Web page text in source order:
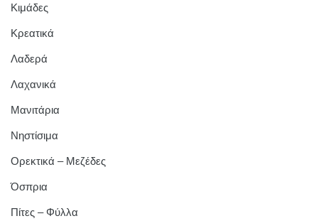
Κιμάδες
Κρεατικά
Λαδερά
Λαχανικά
Μανιτάρια
Νηστίσιμα
Ορεκτικά – Μεζέδες
Όσπρια
Πίτες – Φύλλα